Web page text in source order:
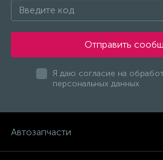
Отправить
Я даю согласие на
персональных данных
Автозапчасти